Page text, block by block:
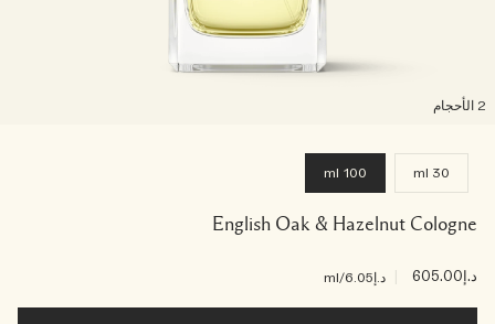
30 ml
100 ml
English Oak & Hazelnut Cologne
د.إ605.00 د.إ6.05 /ml